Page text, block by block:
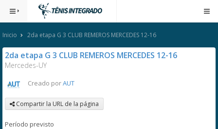
Inicio 2da etapa G 3 CLUB REMEROS MERCEDES 12-16
2da etapa G 3 CLUB REMEROS MERCEDES 12-16
Mercedes-UY
Creado porAUT
Compartir la URL de la página
Período previsto